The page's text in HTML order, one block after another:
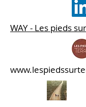
WAY - Les pieds